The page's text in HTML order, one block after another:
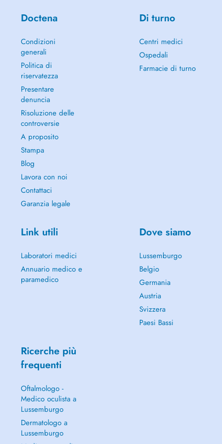
Doctena
Condizioni
generali
Politica di
riservatezza
Presentare
denuncia
Risoluzione delle
controversie
A proposito
Stampa
Blog
Lavora con noi
Contattaci
Garanzia legale
Di turno
Centri medici
Ospedali
Farmacie di turno
Link utili
Laboratori medici
Annuario medico e
paramedico
Dove siamo
Lussemburgo
Belgio
Germania
Austria
Svizzera
Paesi Bassi
Ricerche più
frequenti
Oftalmologo -
Medico oculista a
Lussemburgo
Dermatologo a
Lussemburgo